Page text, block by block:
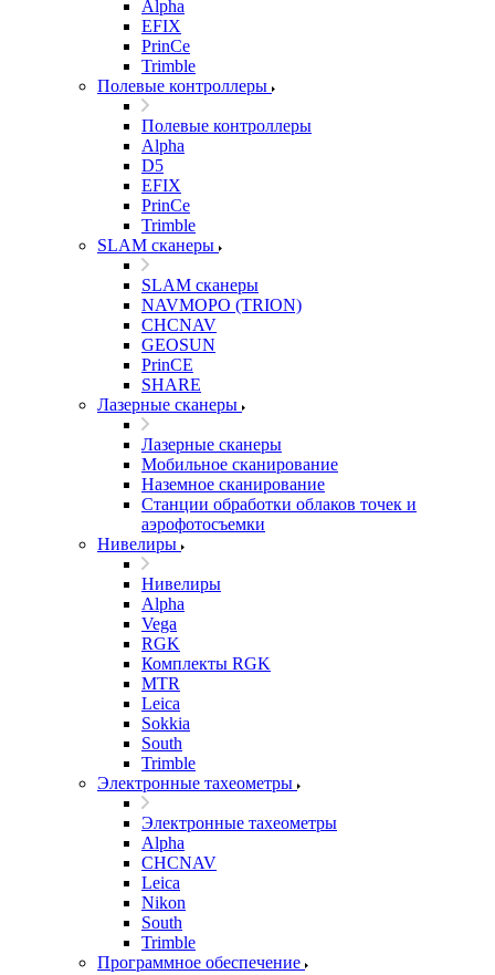
Alpha
EFIX
PrinCe
Trimble
Полевые контроллеры
Полевые контроллеры
Alpha
D5
EFIX
PrinCe
Trimble
SLAM сканеры
SLAM сканеры
NAVMOPO (TRION)
CHCNAV
GEOSUN
PrinCE
SHARE
Лазерные сканеры
Лазерные сканеры
Мобильное сканирование
Наземное сканирование
Станции обработки облаков точек и
аэрофотосъемки
Нивелиры
Нивелиры
Alpha
Vega
RGK
Комплекты RGK
MTR
Leica
Sokkia
South
Trimble
Электронные тахеометры
Электронные тахеометры
Alpha
CHCNAV
Leica
Nikon
South
Trimble
Программное обеспечение